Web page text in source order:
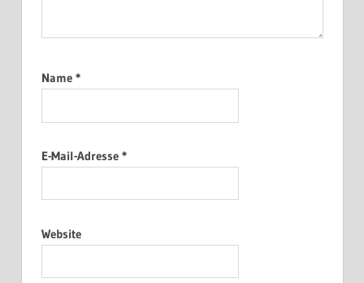
Name *
E-Mail-Adresse *
Website